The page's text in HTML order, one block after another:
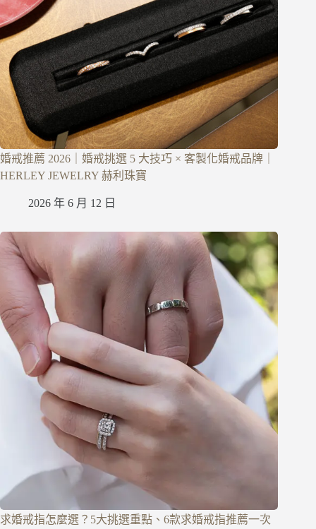
婚戒推薦 2026｜婚戒挑選 5 大技巧 × 客製化婚戒品牌｜
HERLEY JEWELRY 赫利珠寶
2026 年 6 月 12 日
求婚戒指怎麼選？5大挑選重點、6款求婚戒指推薦一次